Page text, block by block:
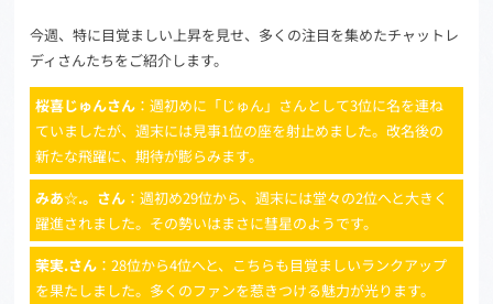
今週、特に目覚ましい上昇を見せ、多くの注目を集めたチャットレ
ディさんたちをご紹介します。
桜喜じゅんさん ：週初めに「じゅん」さんとして3位に名を連ね
ていましたが、週末には見事1位の座を射止めました。改名後の
新たな飛躍に、期待が膨らみます。
みあ☆.。さん ：週初め29位から、週末には堂々の2位へと大きく
躍進されました。その勢いはまさに彗星のようです。
茉実.さん ：28位から4位へと、こちらも目覚ましいランクアップ
を果たしました。多くのファンを惹きつける魅力が光ります。